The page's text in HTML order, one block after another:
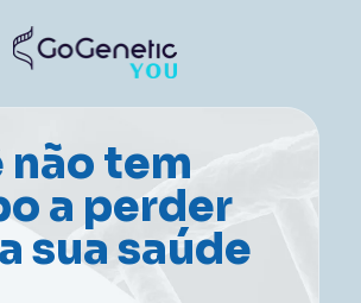
não tem
a perder
sua saúde